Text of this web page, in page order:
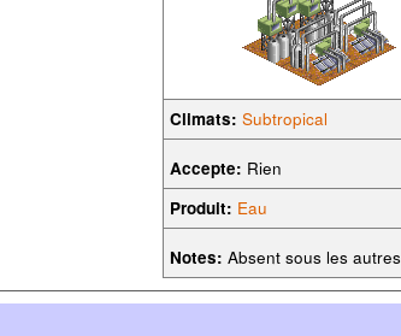
Climats: Subtropical
Accepte: Rien
Produit: Eau
Notes: Absent sous les autres